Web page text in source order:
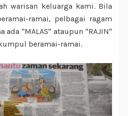
warisan keluarga kami. Bila
ramai, pelbagai ragam
ada "MALAS" ataupun "RAJIN"
beramai-ramai.